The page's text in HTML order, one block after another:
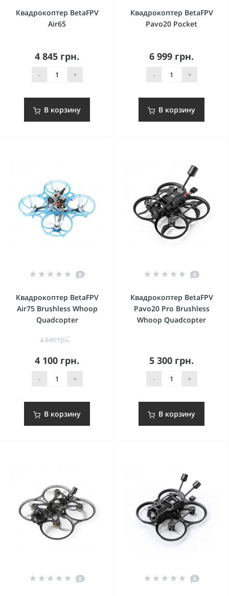
Квадрокоптер BetaFPV
Air65
4 845 грн.
- +
В корзину
Квадрокоптер BetaFPV
Pavo20 Pocket
6 999 грн.
- +
В корзину
0
Квадрокоптер BetaFPV
Air75 Brushless Whoop
Quadcopter
4 845 грн.
4 100 грн.
- +
В корзину
0
Квадрокоптер BetaFPV
Pavo20 Pro Brushless
Whoop Quadcopter
5 300 грн.
- +
В корзину
0 0